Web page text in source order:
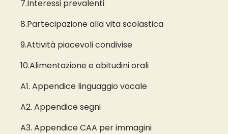
7.Interessi prevalenti
8.Partecipazione alla vita scolastica
9.Attività piacevoli condivise
10.Alimentazione e abitudini orali
A1. Appendice linguaggio vocale
A2. Appendice segni
A3. Appendice CAA per immagini